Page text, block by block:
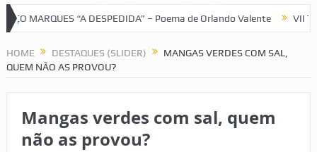
MARQUES “A DESPEDIDA” – Poema de Orlando Valente VII
HOME DESTAQUES (SLIDER)
MANGAS VERDES COM SAL,
QUEM NÃO AS PROVOU?
Mangas verdes com sal, quem
não as provou?